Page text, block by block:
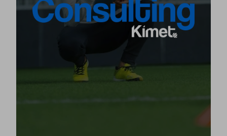
엘리트 클럽 또는 단체에서는
각 단체의 방법론을 강화
하
며, 맞춤형 프로젝트를 기반으로 새로운 트렌드와 성공
시스템을 자문하고 제공합니다.